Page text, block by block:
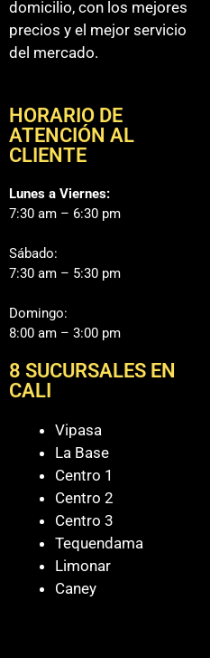
domicilio, con los mejores
precios y el mejor servicio
del mercado.
HORARIO DE
ATENCIÓN AL
CLIENTE
Lunes a Viernes:
7:30 am – 6:30 pm
Sábado:
7:30 am – 5:30 pm
Domingo:
8:00 am – 3:00 pm
8 SUCURSALES EN
CALI
Vipasa
La Base
Centro 1
Centro 2
Centro 3
Tequendama
Limonar
Caney